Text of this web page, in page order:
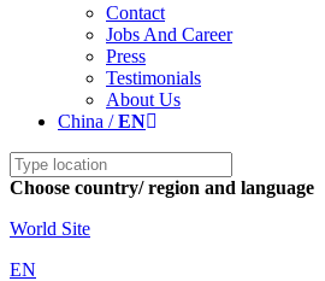
Contact
Jobs And Career
Press
Testimonials
About Us
China /EN
Choose country/ region and language
World Site
EN